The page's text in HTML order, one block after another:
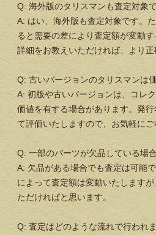
Q: 海外版のタリスマンも査定対象
A: はい、海外版も査定対象です。
ると需要の差により査定額が変動
詳細をお教えいただければ、より正
Q: 古いバージョンのタリスマンは
A: 初版や古いバージョンは、コレ
価値を有する場合があります。発
て評価いたしますので、お気軽にご
Q: 一部のパーツが欠品している場
A: 欠品がある場合でも査定は可能
によって査定額は変動いたします
ただければと思います。
Q: 査定はどのような流れで行われ